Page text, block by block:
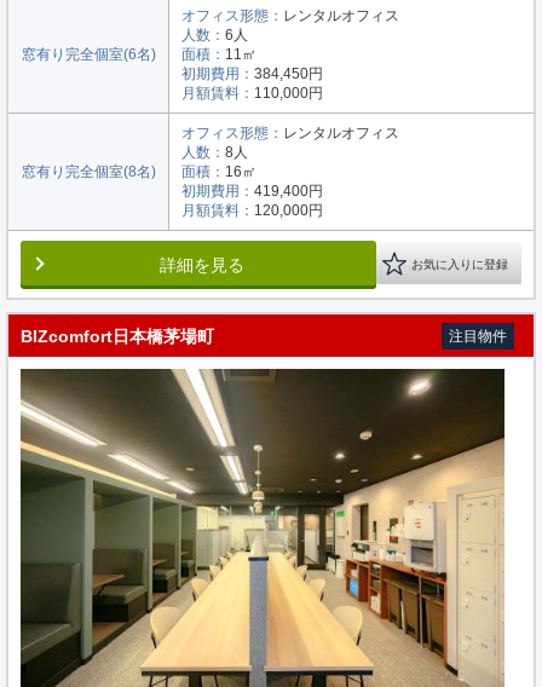
窓有り完全個室(6名)
オフィス形態： レンタルオフィス
人数： 6人
面積： 11㎡
初期費用： 384,450円
月額賃料： 110,000円
窓有り完全個室(8名)
オフィス形態： レンタルオフィス
人数： 8人
面積： 16㎡
初期費用： 419,400円
月額賃料： 120,000円
詳細を見る お気に入りに登録
BIZcomfort日本橋茅場町 注目物件